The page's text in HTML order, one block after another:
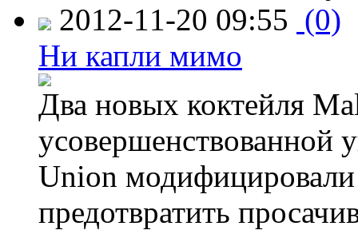
2012-11-20 09:55 (0)
Ни капли мимо
Два новых коктейля
усовершенствованной
Union модифицировали
предотвратить